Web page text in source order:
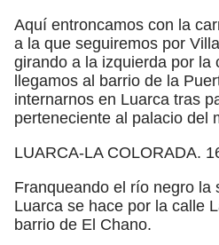
Aquí entroncamos con la
a la que seguiremos por
girando a la izquierda por la
llegamos al barrio de la
internarnos en Luarca tras
perteneciente al palacio del
LUARCA-LA COLORADA.
Franqueando el río negro la
Luarca se hace por la calle
barrio de El Chano.